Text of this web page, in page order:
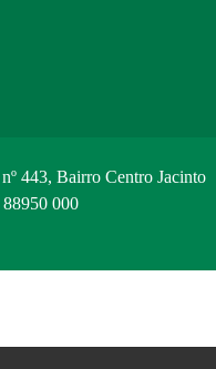
443, Bairro Centro Jacinto
000